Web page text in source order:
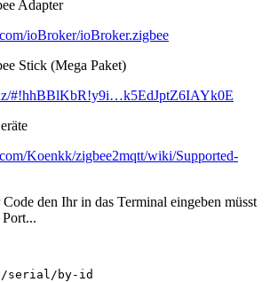
Adapter
ioBroker/ioBroker.zigbee
Stick (Mega Paket)
#!hhBBlKbR!y9i…k5EdJptZ6IAYk0E
Koenkk/zigbee2mqtt/wiki/Supported-
den Ihr in das Terminal eingeben müsst
serial/by-id